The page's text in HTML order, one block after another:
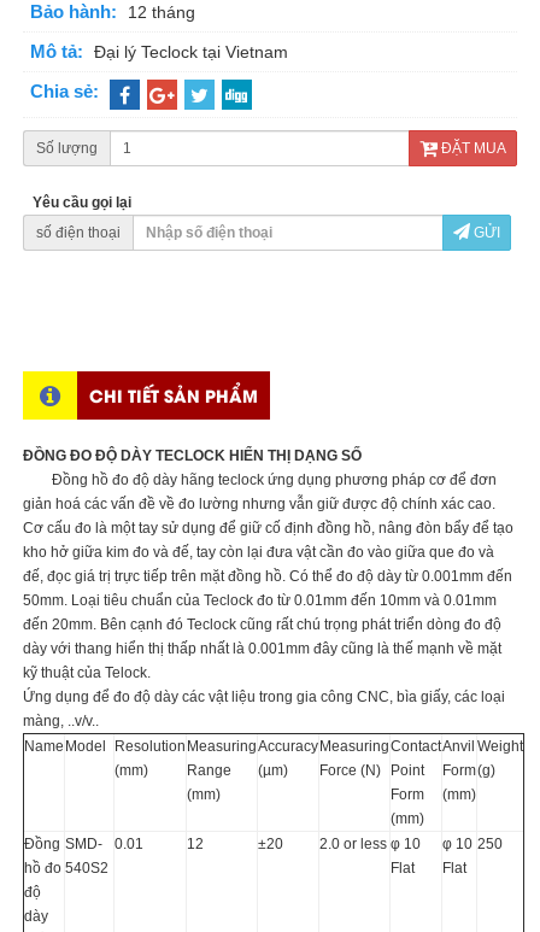
Bảo hành: 12 tháng
Mô tả: Đại lý Teclock tại Vietnam
Chia sẻ:
Số lượng ĐẶT MUA
Yêu cầu gọi lại
số điện thoại
GỬI
CHI TIẾT SẢN PHẨM
ĐỒNG ĐO ĐỘ DÀY TECLOCK HIỂN THỊ DẠNG SỐ
Đồng hồ đo độ dày hãng teclock ứng dụng phương pháp cơ để đơn
giản hoá các vấn đề về đo lường nhưng vẫn giữ được độ chính xác cao.
Cơ cấu đo là một tay sử dụng để giữ cố định đồng hồ, nâng đòn bẩy để tạo
kho hở giữa kim đo và đế, tay còn lại đưa vật cần đo vào giữa que đo và
đế, đọc giá trị trực tiếp trên mặt đồng hồ. Có thể đo độ dày từ 0.001mm đến
50mm. Loại tiêu chuẩn của Teclock đo từ 0.01mm đến 10mm và 0.01mm
đến 20mm. Bên cạnh đó Teclock cũng rất chú trọng phát triển dòng đo độ
dày với thang hiển thị thấp nhất là 0.001mm đây cũng là thế mạnh về mặt
kỹ thuật của Telock.
Ứng dụng để đo độ dày các vật liệu trong gia công CNC, bìa giấy, các loại
màng, ..v/v..
Name Model
Resolution
(mm)
Measuring
Range
(mm)
Accuracy
(µm)
Measuring
Force (N)
Contact
Point
Form
(mm)
Anvil
Form
(mm)
Weight
(g)
Đồng
hồ đo
độ
dày
SMD-
540S2
0.01 12 ±20 2.0 or less φ 10
Flat
φ 10
Flat
250